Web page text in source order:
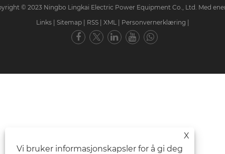
© 2023 Ningbo Lingkai Electric Power Equipment Co., Ltd. Med
Links
Sitemap RSS XML Personvernerklæring
X
Vi bruker informasjonskapsler for å gi deg